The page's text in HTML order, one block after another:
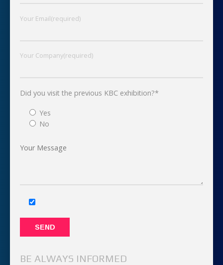
Your Email(required)
Your Company(required)
Did you visit the previous KBC exhibition?*
Yes
No
BE ALWAYS INFORMED